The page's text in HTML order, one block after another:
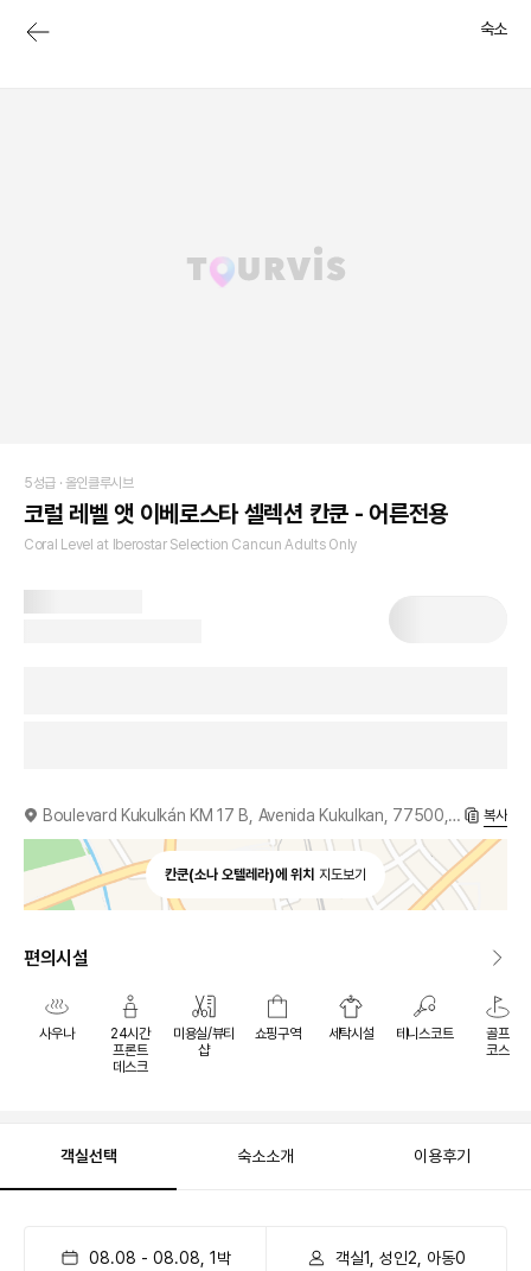
숙소
5성급 · 올인클루시브
코럴 레벨 앳 이베로스타 셀렉션 칸쿤 - 어른전용
Coral Level at Iberostar Selection Cancun Adults Only
Boulevard Kukulkán KM 17 B, Avenida Kukulkan, 77500, MX 복사
칸쿤(소나 오텔레라)에 위치 지도보기
편의시설
사우나
24시간
프론트
데스크
미용실/뷰티
샵
쇼핑구역 세탁시설 테니스코트
골프
코스
객실선택 숙소소개 이용후기
08.08 - 08.08 1 박 객실1, 성인2, 아동0